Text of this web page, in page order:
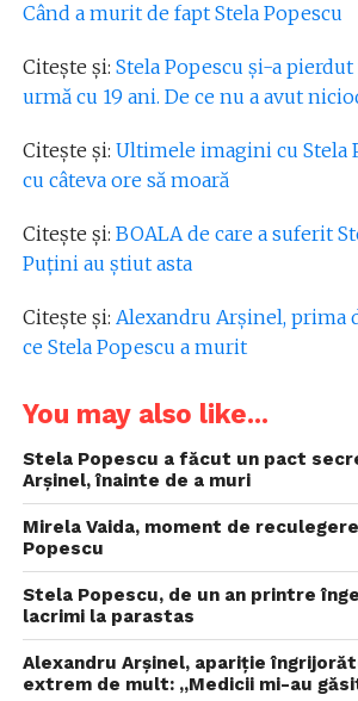
Când a murit de fapt Stela Popescu
Citește și: Stela Popescu și-a
urmă cu 19 ani. De ce nu a avut
Citește și: Ultimele imagini cu Stela
cu câteva ore să moară
Citește și: BOALA de care a suferit
Puțini au știut asta
Citește și: Alexandru Arșinel, prima
ce Stela Popescu a murit
You may also like...
Stela Popescu a făcut un pact
Arșinel, înainte de a muri
Mirela Vaida, moment de
Popescu
Stela Popescu, de un an printre
lacrimi la parastas
Alexandru Arșinel, apariție
extrem de mult: „Medicii mi-au